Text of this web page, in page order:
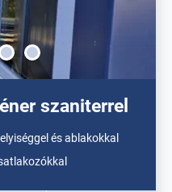
szaniterrel
és ablakokkal